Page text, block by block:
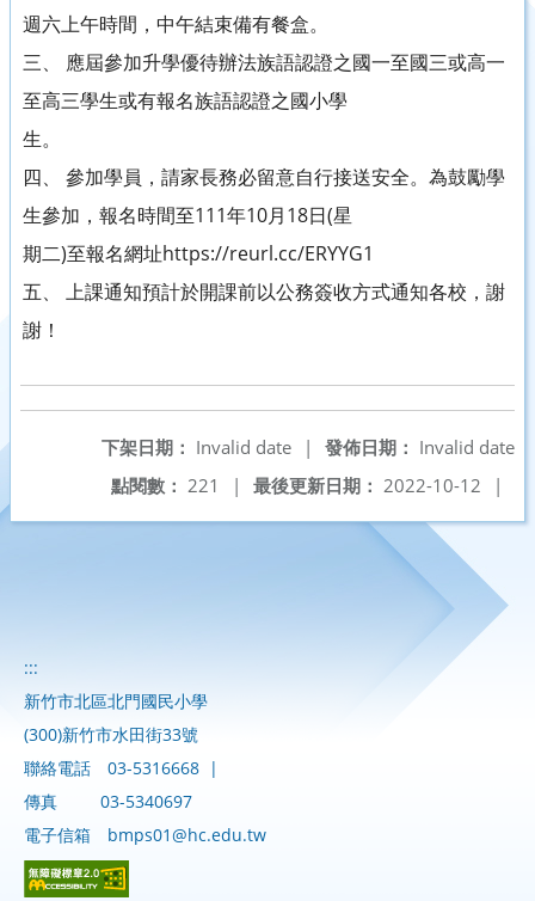
週六上午時間，中午結束備有餐盒。
三、 應屆參加升學優待辦法族語認證之國一至國三或高一
至高三學生或有報名族語認證之國小學
生。
四、 參加學員，請家長務必留意自行接送安全。為鼓勵學
生參加，報名時間至111年10月18日(星
期二)至報名網址https://reurl.cc/ERYYG1
五、 上課通知預計於開課前以公務簽收方式通知各校，謝
謝！
發佈日期： Invalid date
下架日期： Invalid date
|
最後更新日期： 2022-10-12 |
點閱數： 221 |
:::
新竹市北區北門國民小學
(300)新竹市水田街33號
聯絡電話
03-5316668 |
傳真
03-5340697
電子信箱
bmps01@hc.edu.tw